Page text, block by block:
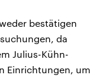
bestätigen
da
Julius-Kühn-
Einrichtungen, um